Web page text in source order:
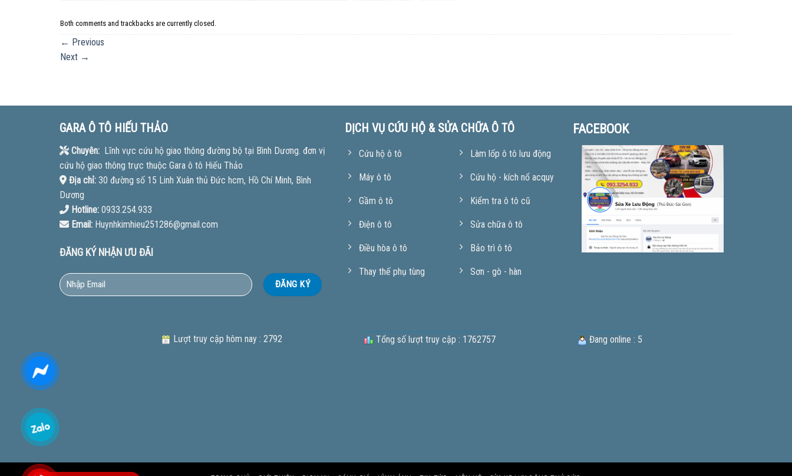
Both comments and trackbacks are currently closed.
← Previous
Next →
GARA Ô TÔ HIẾU THẢO
Chuyên:Lĩnh vực cứu hộ giao thông đường bộ tại Bình Dương. đơn vị
cứu hộ giao thông trực thuộc Gara ô tô Hiếu Thảo
Địa chỉ:30 đường số 15 Linh Xuân thủ Đức hcm, Hồ Chí Minh, Bình
Dương
Hotline:0933.254.933
Email:Huynhkimhieu251286@gmail.com
ĐĂNG KÝ NHẬN ƯU ĐÃI
DỊCH VỤ CỨU HỘ & SỬA CHỮA Ô TÔ
Cứu hộ ô tô
Máy ô tô
Gầm ô tô
Điện ô tô
Điều hòa ô tô
Thay thế phụ tùng
Làm lốp ô tô lưu động
Cứu hộ - kích nổ acquy
Kiểm tra ô tô cũ
Sửa chữa ô tô
Bảo trì ô tô
Sơn - gò - hàn
FACEBOOK
Lượt truy cập hôm nay : 2792 Tổng số lượt truy cập : 1762757 Đang online : 5